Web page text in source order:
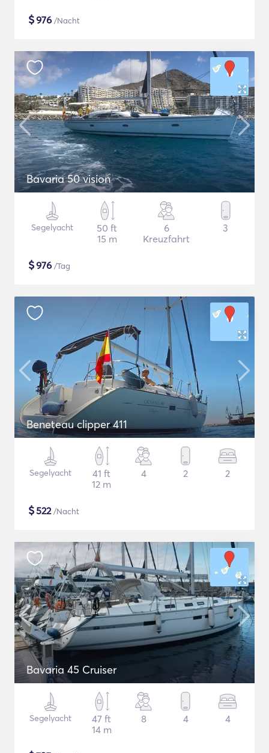
$976 /Nacht
Bavaria 50 vision
Segelyacht
50 ft
15 m
6
Kreuzfahrt
3
$976 /Tag
Beneteau clipper 411
Segelyacht
41 ft
12 m
4 2 2
$522/Nacht
Bavaria 45 Cruiser
Segelyacht
47 ft
14 m
8 4 4